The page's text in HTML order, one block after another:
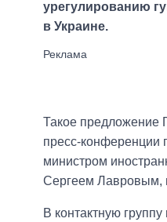
урегулированию
в Украине.
Такое предложение
пресс-конференции
министром
Сергеем Лавровым,
В контактную группу